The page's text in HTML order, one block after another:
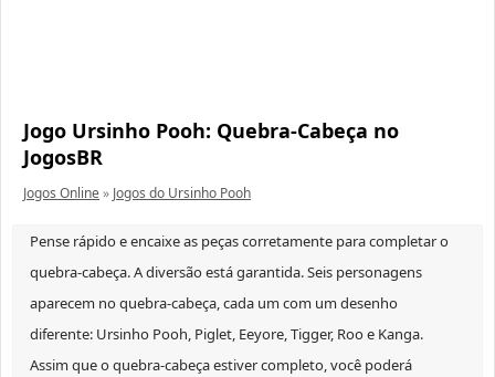
Jogo Ursinho Pooh: Quebra-Cabeça no
JogosBR
Jogos Online» Jogos do Ursinho Pooh
Pense rápido e encaixe as peças corretamente para completar o
quebra-cabeça. A diversão está garantida. Seis personagens
aparecem no quebra-cabeça, cada um com um desenho
diferente: Ursinho Pooh, Piglet, Eeyore, Tigger, Roo e Kanga.
Assim que o quebra-cabeça estiver completo, você poderá